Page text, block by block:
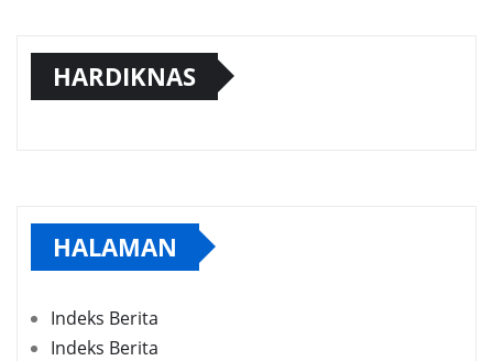
HARDIKNAS
HALAMAN
Indeks Berita
Indeks Berita